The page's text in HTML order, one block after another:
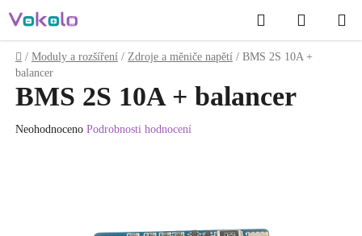
na
obsah
Hledat
KOŠÍK
Domů
/ Moduly a rozšíření / Zdroje a měniče napětí / BMS 2S 10A +
balancer
BMS 2S 10A + balancer
Průměrné
Neohodnoceno Podrobnosti hodnocení